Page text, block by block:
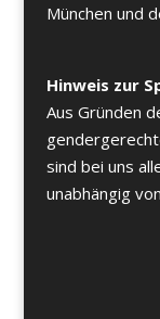
München und
Hinweis zur
Aus Gründen
sind bei uns
unabhängig